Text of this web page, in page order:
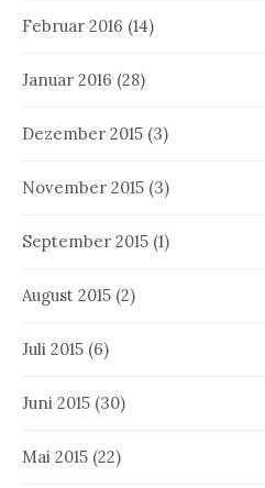
Februar 2016 (14)
Januar 2016 (28)
Dezember 2015 (3)
November 2015 (3)
September 2015 (1)
August 2015 (2)
Juli 2015 (6)
Juni 2015 (30)
Mai 2015 (22)